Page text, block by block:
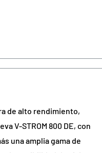
de alto rendimiento,
V-STROM 800 DE, con
una amplia gama de